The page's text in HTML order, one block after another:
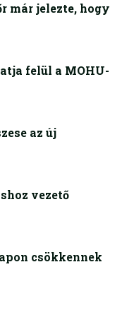
már jelezte, hogy
felül a MOHU-
az új
vezető
csökkennek